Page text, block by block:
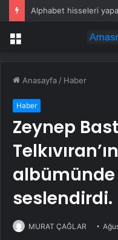
Menü
Anasayfa / Haber
Haber
Zeynep
seslendirdi.
MURAT ÇAĞLAR